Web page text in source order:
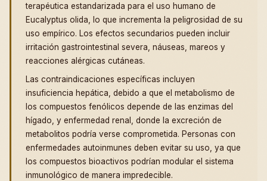
terapéutica estandarizada para el uso humano de
Eucalyptus olida, lo que incrementa la peligrosidad de su
uso empírico. Los efectos secundarios pueden incluir
irritación gastrointestinal severa, náuseas, mareos y
reacciones alérgicas cutáneas.
Las contraindicaciones específicas incluyen
insuficiencia hepática, debido a que el metabolismo de
los compuestos fenólicos depende de las enzimas del
hígado, y enfermedad renal, donde la excreción de
metabolitos podría verse comprometida. Personas con
enfermedades autoinmunes deben evitar su uso, ya que
los compuestos bioactivos podrían modular el sistema
inmunológico de manera impredecible.